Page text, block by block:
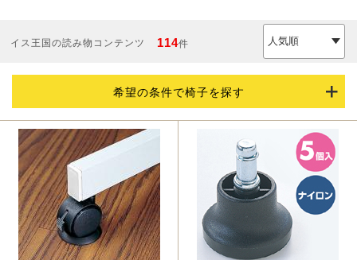
イス王国の読み物コンテンツ 114件
希望の条件で椅子を探す